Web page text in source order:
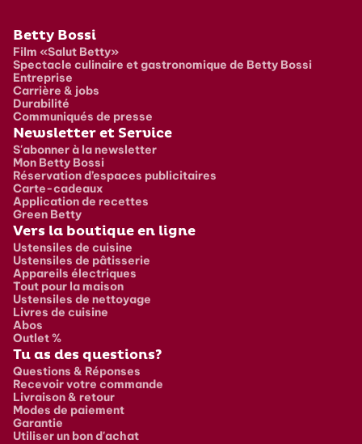
Pied de page
Betty Bossi
Film «Salut Betty»
Spectacle culinaire et gastronomique de Betty Bossi
Entreprise
Carrière & jobs
Durabilité
Communiqués de presse
Newsletter et Service
S'abonner à la newsletter
Mon Betty Bossi
Réservation d’espaces publicitaires
Carte-cadeaux
Application de recettes
Green Betty
Vers la boutique en ligne
Ustensiles de cuisine
Ustensiles de pâtisserie
Appareils électriques
Tout pour la maison
Ustensiles de nettoyage
Livres de cuisine
Abos
Outlet %
Tu as des questions?
Questions & Réponses
Recevoir votre commande
Livraison & retour
Modes de paiement
Garantie
Utiliser un bon d'achat